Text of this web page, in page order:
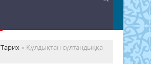
Тарих » Құлдықтан сұлтандыққа